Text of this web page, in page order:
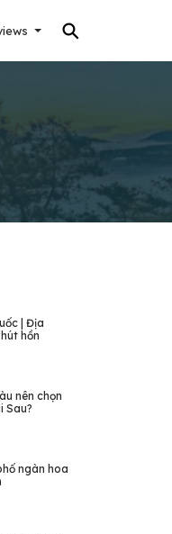
⚲
| Địa
hồn
nên chọn
Sau?
ngàn hoa